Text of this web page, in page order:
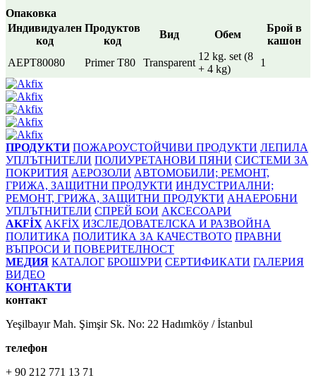
Опаковка
Индивидуален
код
Продуктов
код
Вид Обем
Брой в
кашон
AEPT80080
Primer T80 Transparent
12 kg. set (8
+ 4 kg)
1
ПРОДУКТИ ПОЖАРОУСТОЙЧИВИ ПРОДУКТИ ЛЕПИЛА
УПЛЪТНИТЕЛИ ПОЛИУРЕТАНОВИ ПЯНИ СИСТЕМИ ЗА
ПОКРИТИЯ АЕРОЗОЛИ АВТОМОБИЛИ; РЕМОНТ,
ГРИЖА, ЗАЩИТНИ ПРОДУКТИ ИНДУСТРИАЛНИ;
РЕМОНТ, ГРИЖА, ЗАЩИТНИ ПРОДУКТИ АНАЕРОБНИ
УПЛЪТНИТЕЛИ СПРЕЙ БОИ АКСЕСОАРИ
AKFİX AKFİX ИЗСЛЕДОВАТЕЛСКА И РАЗВОЙНА
ПОЛИТИКА ПОЛИТИКА ЗА КАЧЕСТВОТО ПРАВНИ
ВЪПРОСИ И ПОВЕРИТЕЛНОСТ
МЕДИЯ КАТАЛОГ БРОШУРИ СЕРТИФИКАТИ ГАЛЕРИЯ
ВИДЕО
КОНТАКТИ
контакт
Yeşilbayır Mah. Şimşir Sk. No: 22 Hadımköy / İstanbul
телефон
+ 90 212 771 13 71